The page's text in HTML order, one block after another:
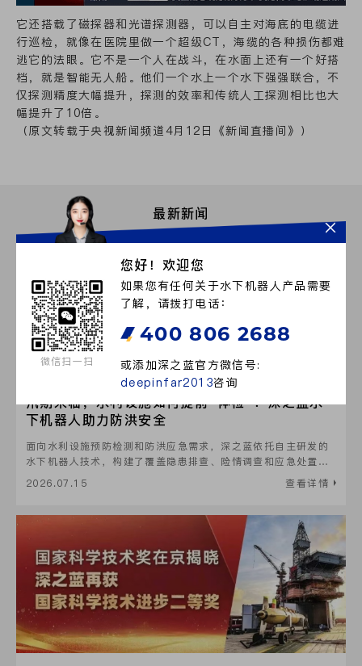
它还搭载了磁探器和 光谱探测器 ，可以自主对海底的电缆进
行巡检，就像在医院里做一个超级CT，海缆的各种损伤都难
逃它的法眼。它不是一个人在战斗，在水面上还有一个好搭
档，就是智能无人船。他们一个水上一个水下强强联合，不
仅探测精度大幅提升，探测的效率和传统人工探测相比也大
幅提升了10倍。
（原文转载于央视新闻频道4月12日《新闻直播间》）
最新新闻
汛期来临，水利设施如何提前“体检”？深之蓝水
下机器人助力防洪安全
面向水利设施预防检测和防洪应急需求，深之蓝依托自主研发的
水下机器人技术，构建了覆盖隐患排查、险情调查和应急处置的
防洪救灾解决方案。
2026.07.15 查看详情
微信扫一扫
您好！欢迎您
如果您有任何关于水下机器人产品需要
了解，请拨打电话：
400 806 2688
或添加深之蓝官方微信号:
deepinfar2013咨询